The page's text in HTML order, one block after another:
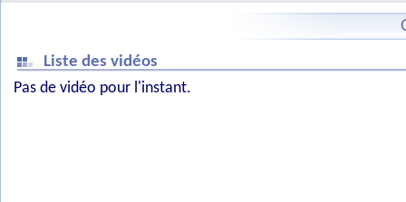
Liste des vidéos
Pas de vidéo pour l'instant.